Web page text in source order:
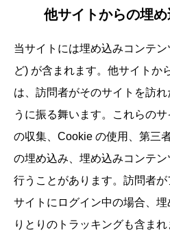
他サイトからの埋
当サイトには埋め込みコンテ
ど) が含まれます。他サイトか
は、訪問者がそのサイトを訪
うに振る舞います。これらの
の収集、Cookie の使用、第三
の埋め込み、埋め込みコンテ
行うことがあります。訪問者
サイトにログイン中の場合、
りとりのトラッキングも含まれ